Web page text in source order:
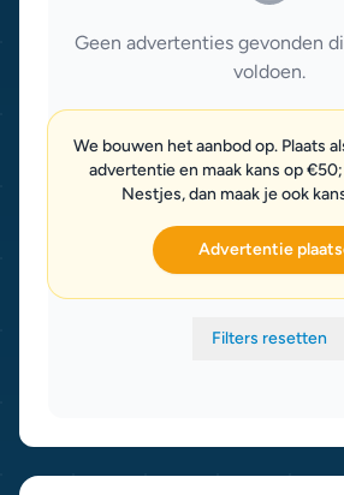
Geen advertenties gevonden
voldoen.
We bouwen het aanbod op. Plaats
advertentie en maak kans op
Nestjes, dan maak je ook
Advertentie
Filters resetten